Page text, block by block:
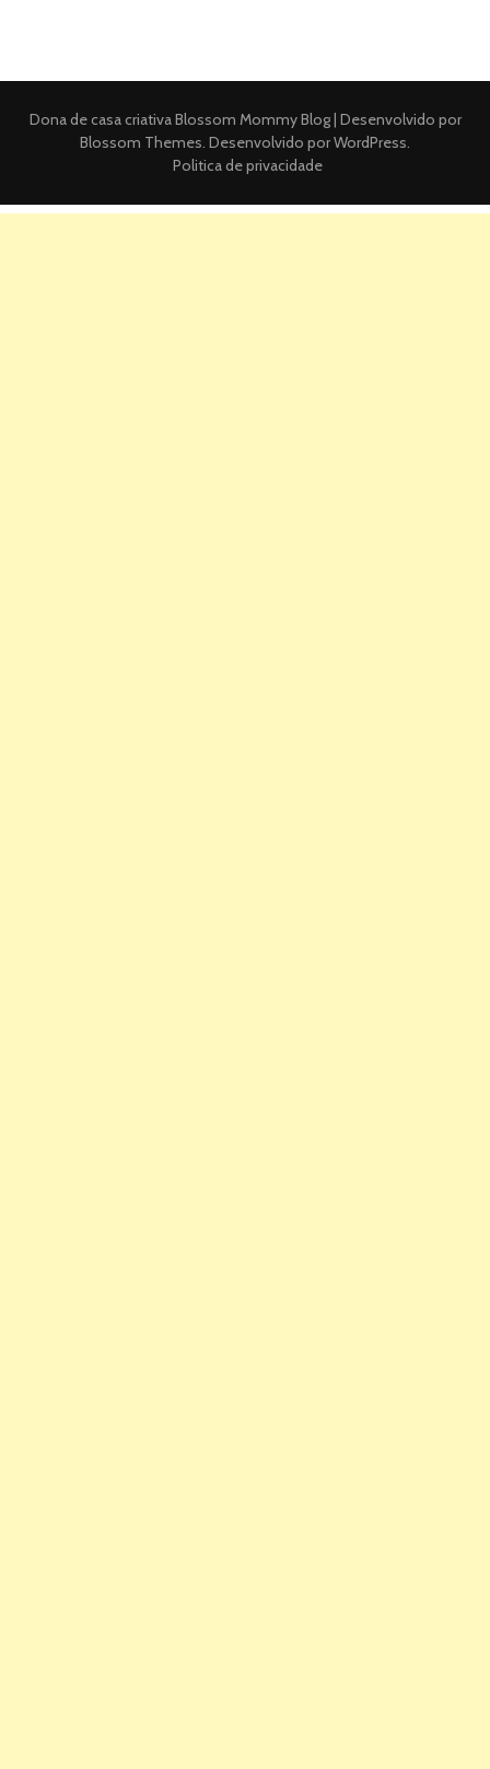
Dona de casa criativaBlossom Mommy Blog | Desenvolvido por
Blossom Themes. Desenvolvido porWordPress.
Politica de privacidade